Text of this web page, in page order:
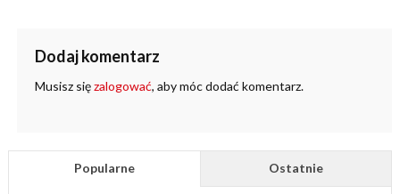
Dodaj komentarz
Musisz sięzalogować, aby móc dodać komentarz.
Popularne Ostatnie